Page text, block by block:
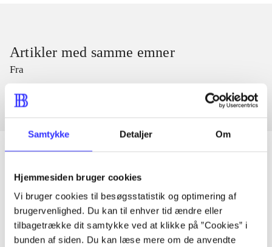
Samtykke Detaljer Om
Hjemmesiden bruger cookies
Vi bruger cookies til besøgsstatistik og optimering af
brugervenlighed. Du kan til enhver tid ændre eller
tilbagetrække dit samtykke ved at klikke på ”Cookies” i
bunden af siden. Du kan læse mere om de anvendte
Artikler med samme emner
Fra
Artikler
Alle registrerede artikler fordelt på udgivelser
...